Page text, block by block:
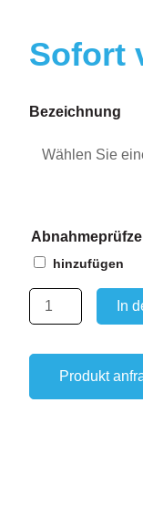
Sofort
Bezeichnung
hinzufügen
Aufhängekopf
Gabelverbinder
Nr.8
Menge
In
Produkt